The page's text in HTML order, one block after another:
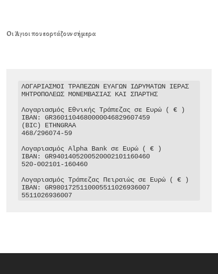
Οι Άγιοι που εορτάζουν σήμερα
ΛΟΓΑΡΙΑΣΜΟΙ ΤΡΑΠΕΖΩΝ ΕΥΑΓΩΝ ΙΔΡΥΜΑΤΩΝ ΙΕΡΑΣ
ΜΗΤΡΟΠΟΛΕΩΣ ΜΟΝΕΜΒΑΣΙΑΣ ΚΑΙ ΣΠΑΡΤΗΣ
Λογαριασμός Εθνικής Τράπεζας σε Ευρώ ( € )
IBAN: GR3601104680000046829607459
(BIC) ETHNGRAA
468/296074-59
Λογαριασμός Alpha Bank σε Ευρώ ( € )
IBAN: GR9401405200520002101160460
520-002101-160460
Λογαριασμός Τράπεζας Πειραιώς σε Ευρώ ( € )
IBAN: GR9801725110005511026936007
5511026936007